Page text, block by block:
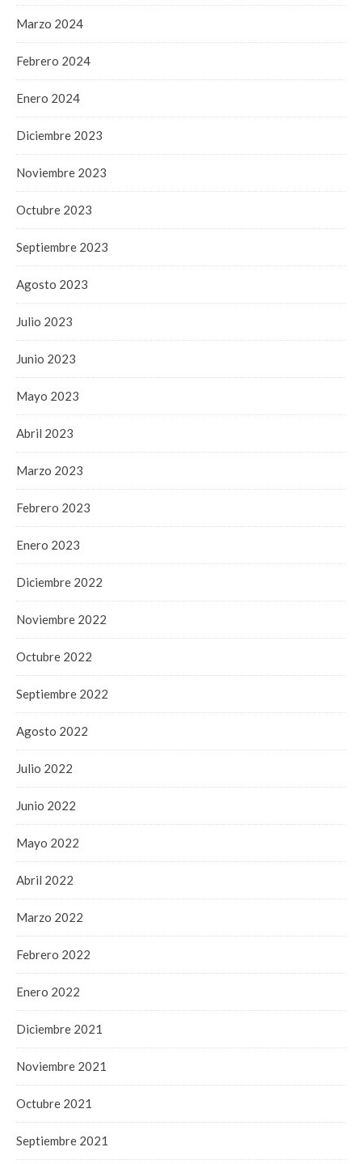
Marzo 2024
Febrero 2024
Enero 2024
Diciembre 2023
Noviembre 2023
Octubre 2023
Septiembre 2023
Agosto 2023
Julio 2023
Junio 2023
Mayo 2023
Abril 2023
Marzo 2023
Febrero 2023
Enero 2023
Diciembre 2022
Noviembre 2022
Octubre 2022
Septiembre 2022
Agosto 2022
Julio 2022
Junio 2022
Mayo 2022
Abril 2022
Marzo 2022
Febrero 2022
Enero 2022
Diciembre 2021
Noviembre 2021
Octubre 2021
Septiembre 2021